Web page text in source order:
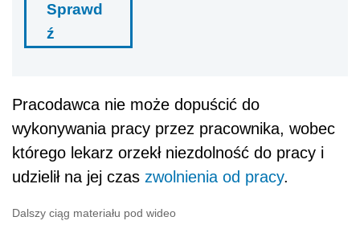
Sprawd
ź
Pracodawca nie może dopuścić do
wykonywania pracy przez pracownika, wobec
którego lekarz orzekł niezdolność do pracy i
udzielił na jej czas zwolnienia od pracy.
Dalszy ciąg materiału pod wideo